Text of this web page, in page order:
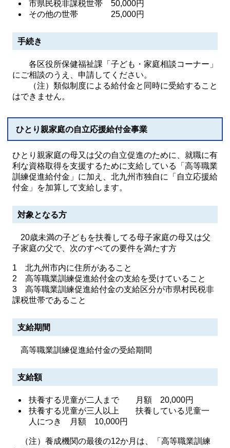
市県民税非課税世帯 50,000円
その他の世帯 25,000円
手続き
各区役所保健福祉課「子ども・家庭相談コーナー」
にご相談のうえ、申請してください。
（注）類似制度による給付金と同時に受給すること
はできません。
ひとり親家庭の自立応援給付金事業
ひとり親家庭の母又は父の自立促進のために、就職に有
利な資格取得を支援するために支給している「高等職業
訓練促進給付金」に加え、北九州市独自に「自立応援給
付金」を加算して支給します。
対象となる方
20歳未満の子どもを扶養してる母子家庭の母又は父
子家庭の父で、次のすべての要件を満たす方
1 北九州市内に住所があること
2 高等職業訓練促進給付金の支給を受けていること
3 高等職業訓練促進給付金の支給区分が市県村民税非
課税世帯であること
支給期間
高等職業訓練促進給付金の受給期間
支給額
扶養する児童が二人まで 月額 20,000円
扶養する児童が三人以上 扶養している児童一
人につき 月額 10,000円
（注）養成機関の最後の12か月は、「高等職業訓練